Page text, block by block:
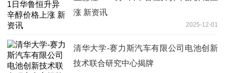
涨 新资讯
2025-12-01
清华大学-赛力斯汽车有限公司电池创新
技术联合研究中心揭牌